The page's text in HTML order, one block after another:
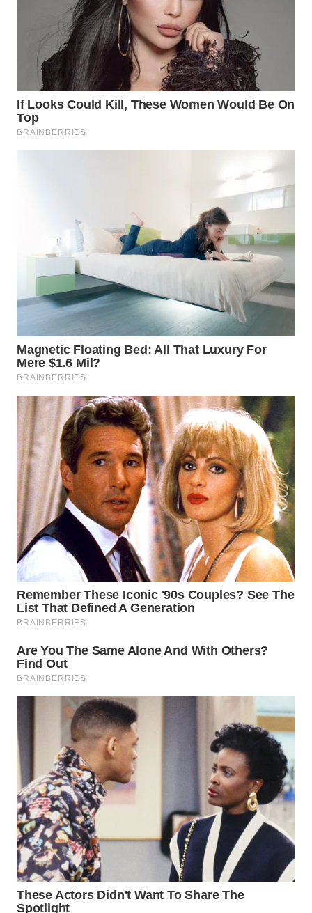
SUMEDANG
WN
CIANJUR
WN
KEPULAUAN
SERIBU
WN
INDRAMAYU
WN
WN
MAJALENGKA
WN
SUBANG
WN
SUKABUMI
PURWAKARTA
PRIANGAN
TIMUR
WN
SEMARANG
WN
BOROBUDUR
WN
MADURA
WN